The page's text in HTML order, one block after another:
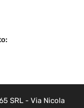
SRL - Via Nicola